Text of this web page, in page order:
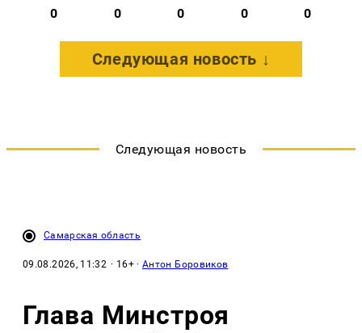
0 0 0 0 0
Следующая новость ↓
Следующая новость
Самарская область
09.08.2026, 11:32 · 16+ ·Антон Боровиков
Глава Минстроя